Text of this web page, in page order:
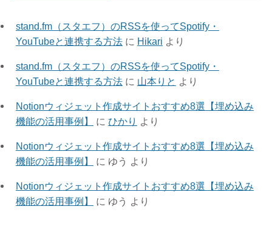
(8)
stand.fm（スタエフ）のRSSを使ってSpotify・
YouTubeと連携する方法に Hikari より
stand.fm（スタエフ）のRSSを使ってSpotify・
YouTubeと連携する方法に 山本りと より
Notionウィジェット作成サイトおすすめ8選【埋め込み
機能の活用事例】
に ひかり より
Notionウィジェット作成サイトおすすめ8選【埋め込み
機能の活用事例】
に ゆう より
Notionウィジェット作成サイトおすすめ8選【埋め込み
機能の活用事例】
に ゆう より